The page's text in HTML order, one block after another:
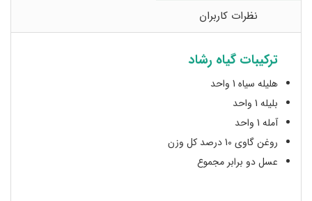
نظرات کاربران
ترکیبات گیاه رشاد
هلیله سیاه 1 واحد
بلیله 1 واحد
آمله 1 واحد
روغن گاوی 10 درصد کل وزن
عسل دو برابر مجموع